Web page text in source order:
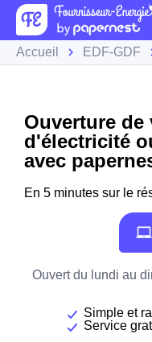
Accueil EDF-GDF